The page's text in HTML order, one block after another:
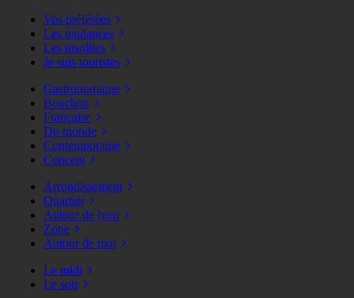
Vos préférées
Les tendances
Les insolites
Je suis touristes
Gastronomique
Bouchon
Française
Du monde
Contemporaine
Concept
Arrondissement
Quartier
Autour de lyon
Zone
Autour de moi
Le midi
Le soir